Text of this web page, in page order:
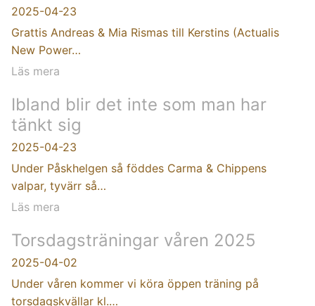
2025-04-23
Grattis Andreas & Mia Rismas till Kerstins (Actualis
New Power…
Läs mera
Ibland blir det inte som man har
tänkt sig
2025-04-23
Under Påskhelgen så föddes Carma & Chippens
valpar, tyvärr så…
Läs mera
Torsdagsträningar våren 2025
2025-04-02
Under våren kommer vi köra öppen träning på
torsdagskvällar kl.…